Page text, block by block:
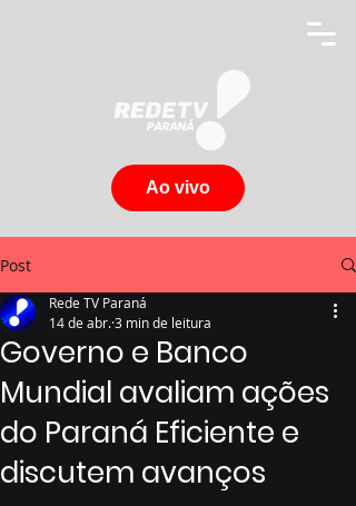
Ao vivo
Post
Governo e Banco
Mundial avaliam ações
do Paraná Eficiente e
discutem avanços
Rede TV Paraná
14 de abr.3 min de leitura